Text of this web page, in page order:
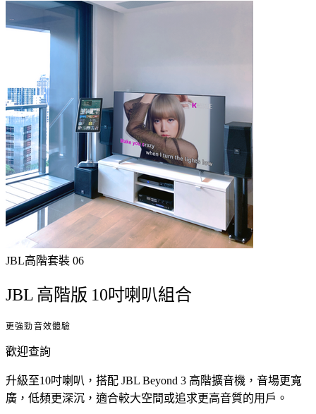
JBL高階套裝 06
JBL 高階版 10吋喇叭組合
更強勁音效體驗
歡迎查詢
升級至10吋喇叭，搭配 JBL Beyond 3 高階擴音機，音場更寬
廣，低頻更深沉，適合較大空間或追求更高音質的用戶。